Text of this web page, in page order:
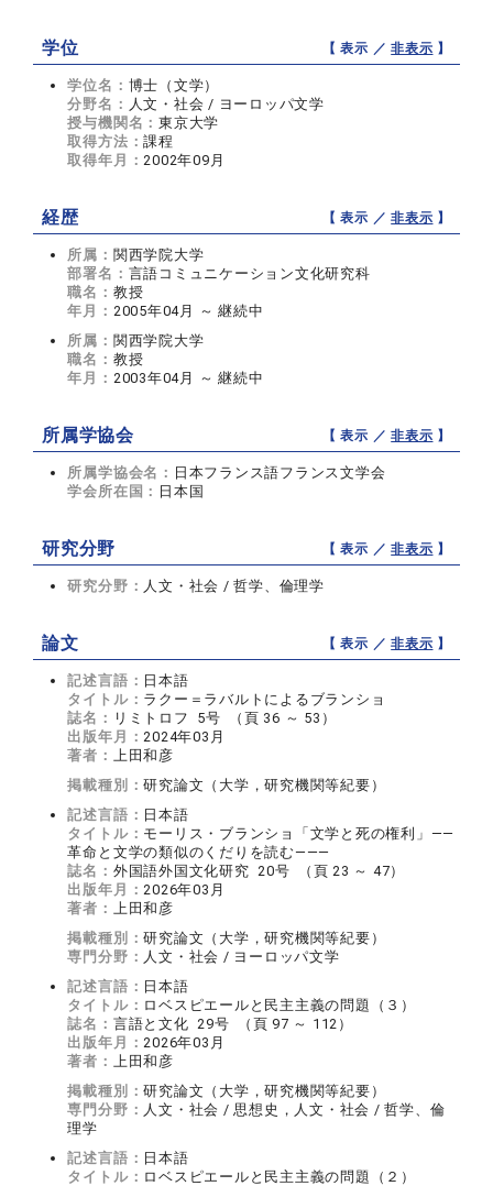
学位 【 表示 ／非表示 】
学位名： 博士（文学）
分野名： 人文・社会 / ヨーロッパ文学
授与機関名：東京大学
取得方法：課程
取得年月：2002年09月
経歴 【 表示 ／非表示 】
所属： 関西学院大学
部署名： 言語コミュニケーション文化研究科
職名： 教授
年月： 2005年04月 ～ 継続中
所属： 関西学院大学
職名： 教授
年月： 2003年04月 ～ 継続中
所属学協会 【 表示 ／非表示 】
所属学協会名： 日本フランス語フランス文学会
学会所在国： 日本国
研究分野 【 表示 ／非表示 】
研究分野： 人文・社会 / 哲学、倫理学
論文 【 表示 ／非表示 】
記述言語： 日本語
タイトル： ラクー＝ラバルトによるブランショ
誌名： リミトロフ 5号 （頁 36 ～ 53）
出版年月：2024年03月
著者： 上田和彦
掲載種別：研究論文（大学，研究機関等紀要）
記述言語： 日本語
タイトル： モーリス・ブランショ「文学と死の権利」——
革命と文学の類似のくだりを読む———
誌名： 外国語外国文化研究 20号 （頁 23 ～ 47）
出版年月：2026年03月
著者： 上田和彦
掲載種別：研究論文（大学，研究機関等紀要）
専門分野： 人文・社会 / ヨーロッパ文学
記述言語： 日本語
タイトル： ロベスピエールと民主主義の問題（３）
誌名： 言語と文化 29号 （頁 97 ～ 112）
出版年月：2026年03月
著者： 上田和彦
掲載種別：研究論文（大学，研究機関等紀要）
専門分野： 人文・社会 / 思想史，人文・社会 / 哲学、倫
理学
記述言語： 日本語
タイトル： ロベスピエールと民主主義の問題（２）